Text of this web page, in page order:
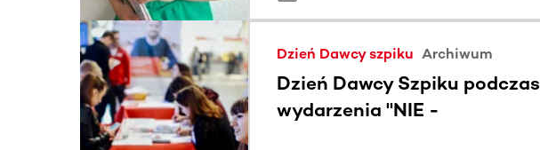
Dzień Dawcy szpiku Archiwum
Dzień Dawcy Szpiku podczas
wydarzenia "NIE -